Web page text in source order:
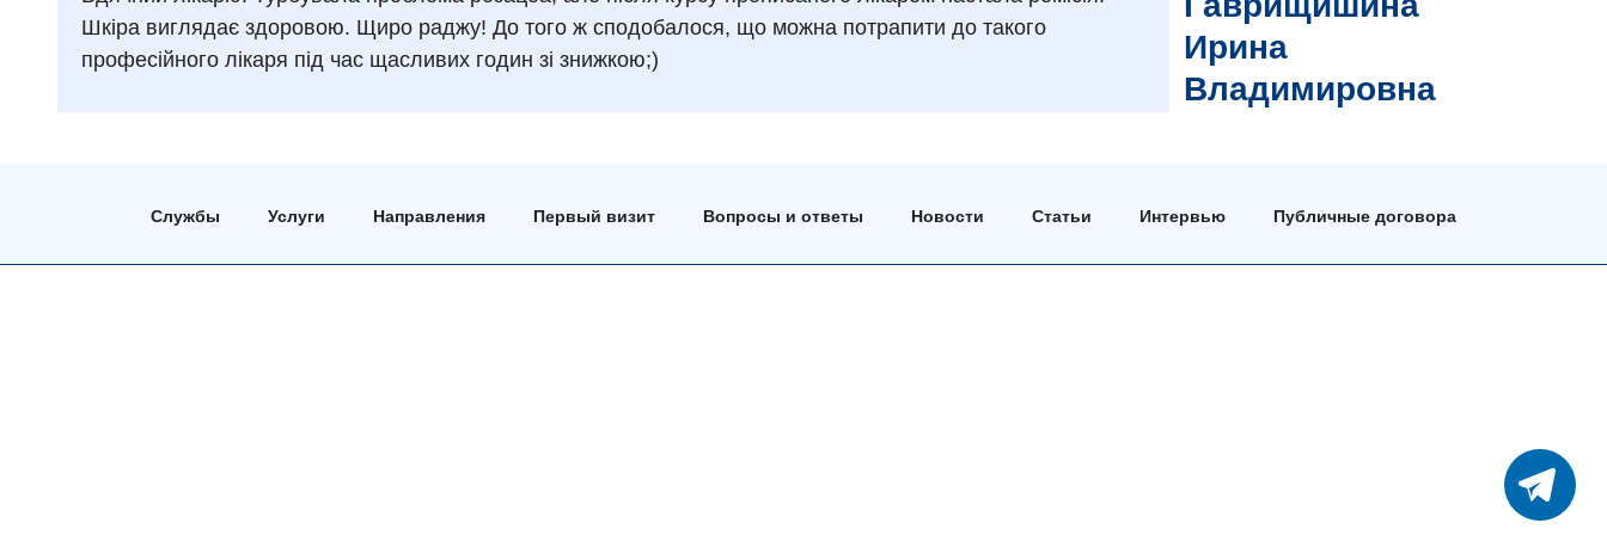
Шкіра виглядає здоровою. Щиро раджу! До того ж сподобалося, що можна потрапити до такого
професійного лікаря під час щасливих годин зі знижкою;)
Ирина
Владимировна
Службы Услуги Направления Первый визит Вопросы и ответы Новости Статьи Интервью Публичные договора